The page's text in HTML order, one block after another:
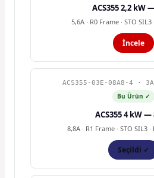
ACS355 2,2 kW
5,6A · R0 Frame · STO SIL3
İncele
ACS355-03E-08A8-4 ·
Bu Ürün ✓
ACS355 4 kW —
8,8A · R1 Frame · STO SIL3
Seçildi ✓